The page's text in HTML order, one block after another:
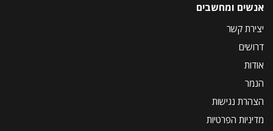
אנשים ומחשבים
יצירת קשר
דרושים
אודות
הנמר
הצהרת נגישות
מדיניות הפרטיות